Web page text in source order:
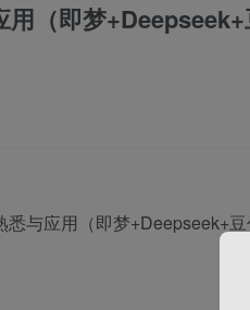
用（即梦